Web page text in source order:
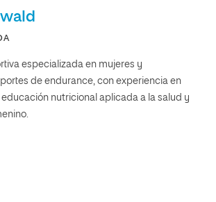
especializada en mujeres y
de endurance, con experiencia en
nutricional aplicada a la salud y